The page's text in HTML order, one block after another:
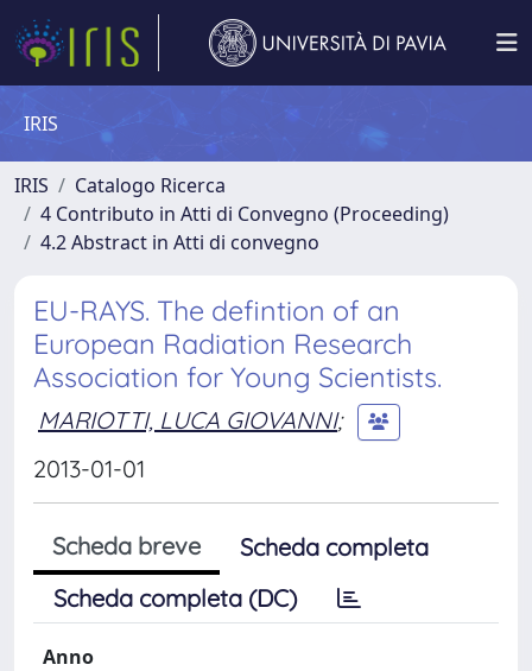
IRIS
IRIS
Catalogo Ricerca
4 Contributo in Atti di Convegno (Proceeding)
4.2 Abstract in Atti di convegno
EU-RAYS. The defintion of an
European Radiation Research
Association for Young Scientists.
MARIOTTI, LUCA GIOVANNI;
2013-01-01
Scheda breve
Scheda completa
Scheda completa (DC)
Anno